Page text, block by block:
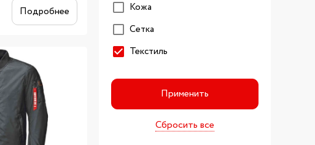
Подробнее
Кожа
Сетка
Текстиль
Применить
Сбросить все